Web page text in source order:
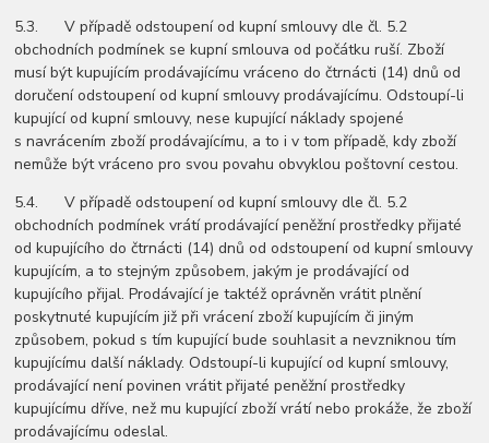
5.3. V případě odstoupení od kupní smlouvy dle čl. 5.2
obchodních podmínek se kupní smlouva od počátku ruší. Zboží
musí být kupujícím prodávajícímu vráceno do čtrnácti (14) dnů od
doručení odstoupení od kupní smlouvy prodávajícímu. Odstoupí-li
kupující od kupní smlouvy, nese kupující náklady spojené
s navrácením zboží prodávajícímu, a to i v tom případě, kdy zboží
nemůže být vráceno pro svou povahu obvyklou poštovní cestou.
5.4. V případě odstoupení od kupní smlouvy dle čl. 5.2
obchodních podmínek vrátí prodávající peněžní prostředky přijaté
od kupujícího do čtrnácti (14) dnů od odstoupení od kupní smlouvy
kupujícím, a to stejným způsobem, jakým je prodávající od
kupujícího přijal. Prodávající je taktéž oprávněn vrátit plnění
poskytnuté kupujícím již při vrácení zboží kupujícím či jiným
způsobem, pokud s tím kupující bude souhlasit a nevzniknou tím
kupujícímu další náklady. Odstoupí-li kupující od kupní smlouvy,
prodávající není povinen vrátit přijaté peněžní prostředky
kupujícímu dříve, než mu kupující zboží vrátí nebo prokáže, že zboží
prodávajícímu odeslal.